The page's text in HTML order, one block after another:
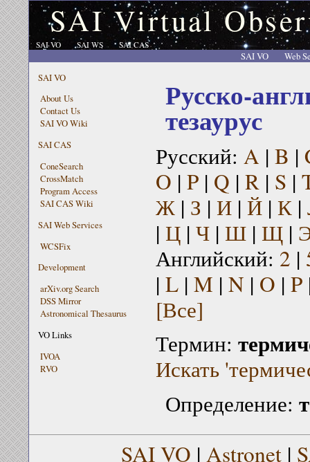
SAI Virtual
SAI VO SAI WS SAI CAS
SAI VO
Web
SAI VO
About Us
Contact Us
SAI VO Wiki
SAI CAS
ConeSearch
CrossMatch
Program Access
SAI CAS Wiki
SAI Web Services
WCSFix
Development
arXiv.org Search
DSS Mirror
Astronomical Thesaurus
VO Links
IVOA
RVO
Русско-
тезаурус
Русский: A | B |
O | P| Q | R| S |
Ж| З | И| Й| К|
| Ц| Ч| Ш| Щ|
Английский: 2 |
| L| M | N | O | P
[Все]
Термин:
Искать
Определение:
SAI VO | Astronet |